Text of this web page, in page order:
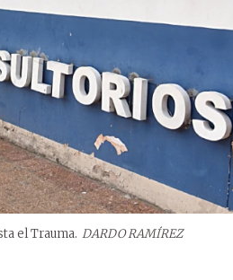
el Trauma. DARDO RAMÍREZ